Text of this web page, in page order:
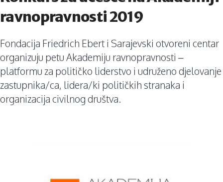
Vijesti i događaji
Aktuelne teme
Kolumne
Lične priče
Saradnja sa medijima
Pretraga
ravnopravnosti 2019
Fondacija Friedrich Ebert i Sarajevski otvoreni centar
organizuju petu Akademiju ravnopravnosti –
platformu za političko liderstvo i udruženo djelovanje
zastupnika/ca, lidera/ki političkih stranaka i
organizacija civilnog društva.